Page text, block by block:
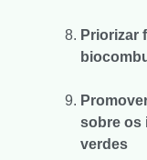
Priorizar
sobre os
verdes